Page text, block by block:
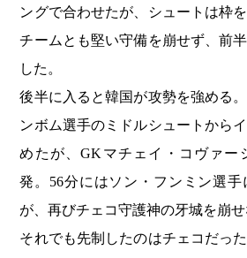
ングで合わせたが、シュートは枠
チームとも堅い守備を崩せず、前
した。
後半に入ると韓国が攻勢を強める
ンボム選手のミドルシュートから
めたが、GKマチェイ・コヴァー
発。56分にはソン・フンミン選
が、再びチェコ守護神の牙城を崩せ
それでも先制したのはチェコだっ